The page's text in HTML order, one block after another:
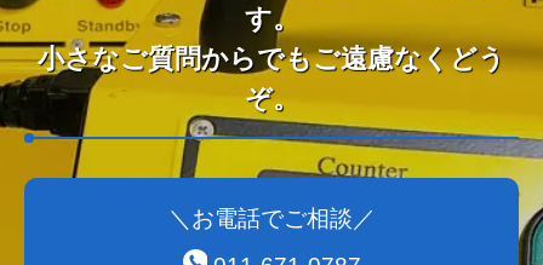
す。
小さなご質問からでもご遠慮なくどう
ぞ。
＼お電話でご相談／